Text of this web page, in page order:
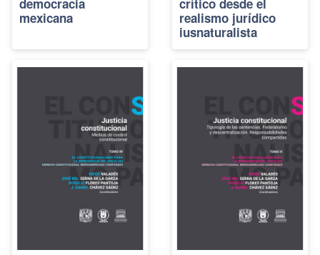
democracia
mexicana
crítico desde el
realismo jurídico
iusnaturalista